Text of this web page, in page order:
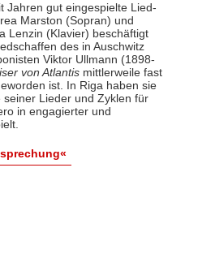
Jahren gut eingespielte Lied-
Marston (Sopran) und
Lenzin (Klavier) beschäftigt
des in Auschwitz
Viktor Ullmann (1898-
von Atlantismittlerweile fast
ist. In Riga haben sie
Lieder und Zyklen für
in engagierter und